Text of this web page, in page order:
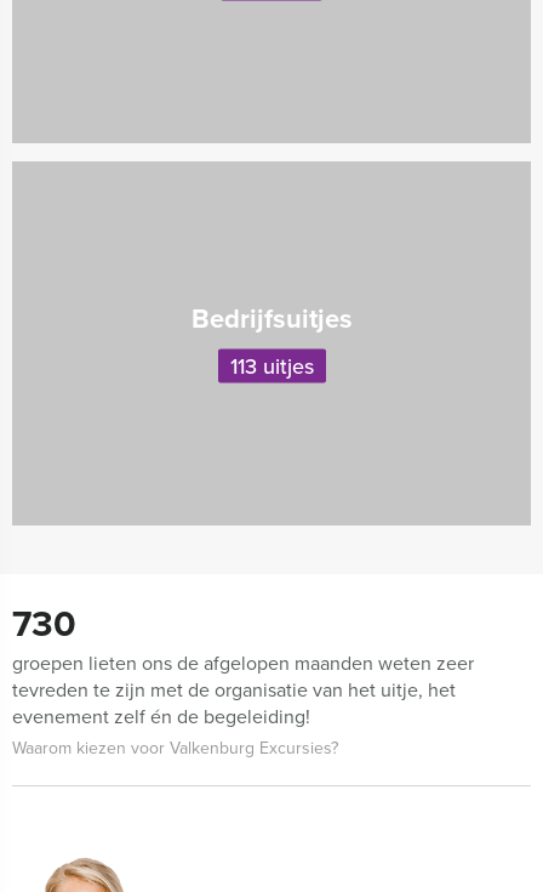
Bedrijfsuitjes
113 uitjes
730
groepen lieten ons de afgelopen maanden weten zeer
tevreden te zijn met de organisatie van het uitje, het
evenement zelf én de begeleiding!
Waarom kiezen voor Valkenburg Excursies?